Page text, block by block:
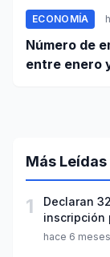
ECONOMÍA
Número de
entre enero
Más Leídas
1
Declaran
inscripción
hace 6 meses